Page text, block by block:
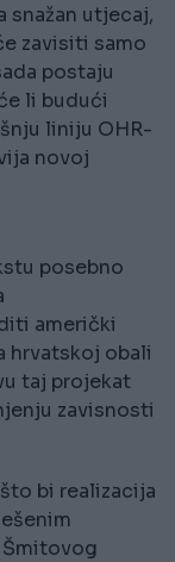
snažan utjecaj,
zavisiti samo
postaju
li budući
liniju OHR-
novoj
posebno
američki
hrvatskoj obali
taj projekat
zavisnosti
bi realizacija
Šmitovog